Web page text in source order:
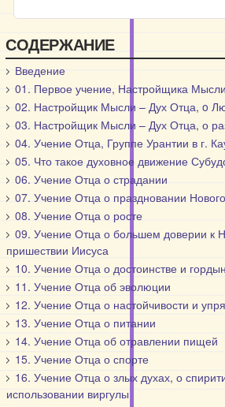
СОДЕРЖАНИЕ
Введение
01. Первое учение, Настройщика
02. Настройщик Мысли – Дух Отца, o
03. Настройщик Мысли – Дух Отца, о
04. Учение Отца, Группе Урантии в г.
05. Что такое духовное движение
06. Учение Отца о страдании
07. Учение Отца о праздновании
08. Учение Отца о росте
09. Учение Отца о большем доверии к
пришествии Иисуса
10. Учение Отца о достоинстве и
11. Учение Отца об эволюции
12. Учение Отца о настойчивости и
13. Учение Отца о питании
14. Учение Отца об отравлении пищей
15. Учение Отца о спорте
16. Учение Отца о злых духах, о
использовании виргулы